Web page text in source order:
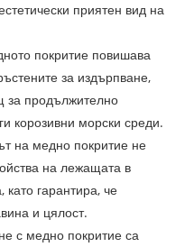
приятен вид на
покритие повишава
за издърпване,
за продължително
корозивни морски среди.
на медно покритие не
на лежащата в
гарантира, че
и цялост.
с медно покритие са